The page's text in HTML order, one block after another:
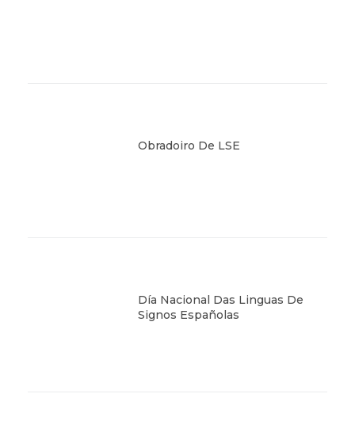
Obradoiro De LSE
Día Nacional Das Linguas De
Signos Españolas